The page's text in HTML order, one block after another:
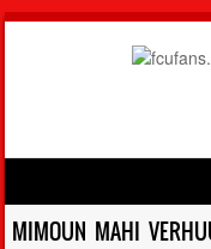
Skip to content
MIMOUN MAHI